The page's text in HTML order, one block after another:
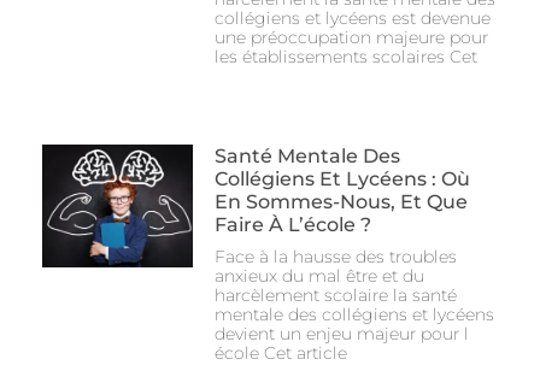
collégiens et lycéens est devenue
une préoccupation majeure pour
les établissements scolaires Cet
Santé Mentale Des
Collégiens Et Lycéens : Où
En Sommes-Nous, Et Que
Faire À L’école ?
Face à la hausse des troubles
anxieux du mal être et du
harcèlement scolaire la santé
mentale des collégiens et lycéens
devient un enjeu majeur pour l
école Cet article